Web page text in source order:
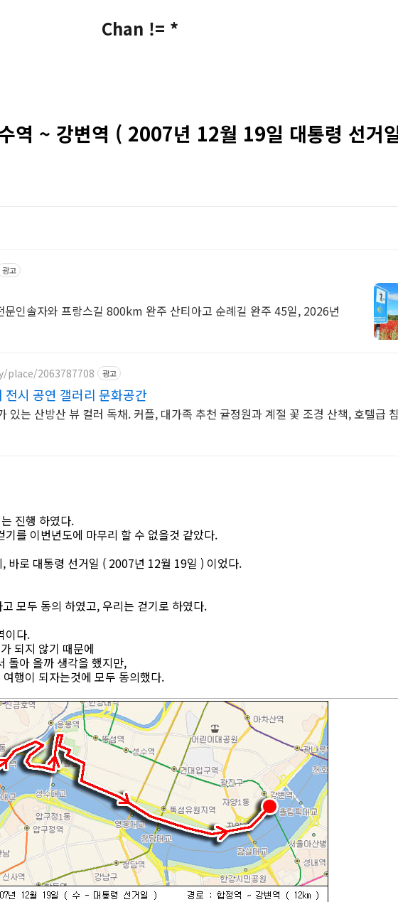
Chan != *
역 ~ 강변역 ( 2007년 12월 19일 대통령 선거
광고
인솔자와 프랑스길 800km 완주 산티아고 순례길 완주 45일, 2026년
2063787708 광고
시 공연 갤러리 문화공간
있는 산방산 뷰 컬러 독채. 커플, 대가족 추천 귤정원과 계절 꽃 조경 산책, 호텔급
진행 하였다.
를 이번년도에 마무리 할 수 없을것 같았다.
바로 대통령 선거일 ( 2007년 12월 19일 ) 이었다.
모두 동의 하였고, 우리는 걷기로 하였다.
이다.
되지 않기 때문에
돌아 올까 생각을 했지만,
행이 되자는것에 모두 동의했다.